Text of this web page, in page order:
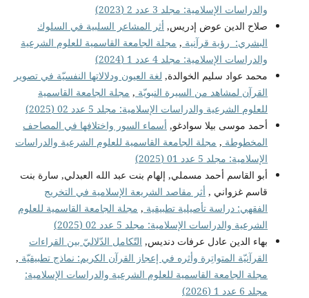
والدراسات الإسلامية: مجلد 3 عدد 2 (2023)
صلاح الدين عوض إدريس, أثر المشاعر السلبية في السلوك
البشري: رؤية قرآنية , مجلة الجامعة القاسمية للعلوم الشرعية
والدراسات الإسلامية: مجلد 4 عدد 1 (2024)
محمد عواد سليم الخوالدة, لغة العيون ودلالاتها النفسيّة في تصوير
القرآن لمشاهد من السيرة النبويّة , مجلة الجامعة القاسمية
للعلوم الشرعية والدراسات الإسلامية: مجلد 5 عدد 02 (2025)
أحمد موسى بيلا سوادغو, أسماء السور واختلافها في المصاحف
المخطوطة , مجلة الجامعة القاسمية للعلوم الشرعية والدراسات
الإسلامية: مجلد 5 عدد 01 (2025)
أبو القاسم أحمد مسملي, إلهام بنت عبد الله العبدلي, سارة بنت
قاسم غزواني , أثر مقاصد الشريعة الإسلامية في التخريج
الفقهي: دراسة تأصيلية تطبيقية , مجلة الجامعة القاسمية للعلوم
الشرعية والدراسات الإسلامية: مجلد 5 عدد 02 (2025)
بهاء الدين عادل عرفات دنديس, التّكامل الدّلاليّ بين القراءات
القرآنيّة المتواتِرة وأثره في إعجاز القرآن الكريم: نماذج تطبيقيّة ,
مجلة الجامعة القاسمية للعلوم الشرعية والدراسات الإسلامية:
مجلد 6 عدد 1 (2026)